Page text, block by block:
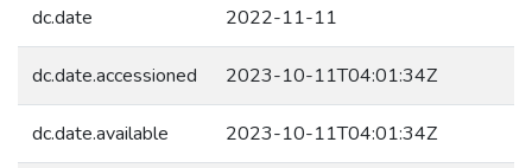
dc.date 2022-11-11
dc.date.accessioned 2023-10-11T04:01:34Z
dc.date.available 2023-10-11T04:01:34Z